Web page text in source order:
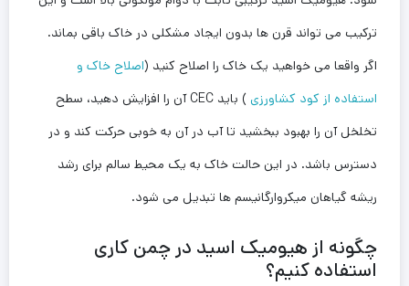
ترکیب می تواند قرن ها بدون ایجاد مشکلی در خاک باقی بماند.
اگر واقعا می خواهید یک خاک را اصلاح کنید (اصلاح خاک و
استفاده از کود کشاورزی
) باید CEC آن را افزایش دهید، سطح
تخلخل آن را بهبود ببخشید تا آب در آن به خوبی حرکت کند و در
دسترس باشد. در این حالت خاک به یک محیط سالم برای رشد
ریشه گیاهان میکروارگانیسم ها تبدیل می شود.
چگونه از هیومیک اسید در چمن کاری
استفاده کنیم؟